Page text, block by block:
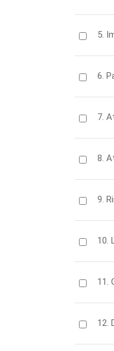
5.
6.
7.
8.
9.
10.
11.
12.